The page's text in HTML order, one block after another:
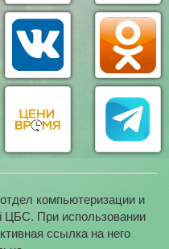
компьютеризации и
ЦБС. При использовании
ссылка на него